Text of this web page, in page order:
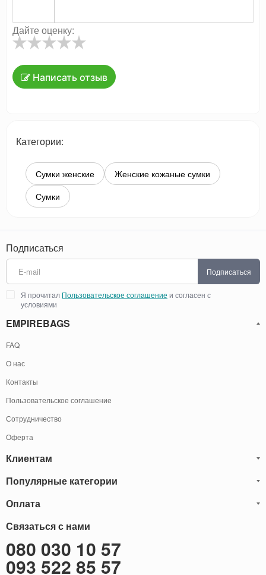
Дайте оценку:
Написать отзыв
Категории:
Сумки женские
Женские кожаные сумки
Сумки
Подписаться
Подписаться
Я прочитал Пользовательское соглашение и согласен с
условиями
EMPIREBAGS
FAQ
О нас
Контакты
Пользовательское соглашение
Сотрудничество
Оферта
Клиентам
Блог
Обмен и Возврат
Карта сайта
Бонусы
Популярные категории
Мужские кожаные сумки
Саквояжи
Мужские кожаные кошельки
Оплата
Оплату товаров можно
осуществить
Наличными
Наложенный платёж (Оплата при получение)
Через терминал (Только самовывоз)
Связаться с нами
080 030 10 57
093 522 85 57